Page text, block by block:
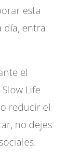
esta
día, entra
el
Life
reducir el
no dejes